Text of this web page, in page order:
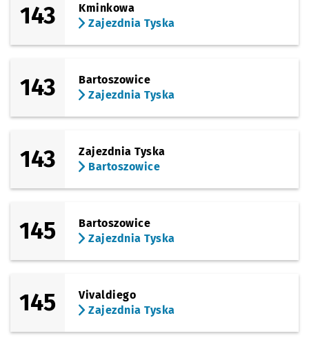
143
Kminkowa
Zajezdnia Tyska
143
Bartoszowice
Zajezdnia Tyska
143
Zajezdnia Tyska
Bartoszowice
145
Bartoszowice
Zajezdnia Tyska
145
Vivaldiego
Zajezdnia Tyska